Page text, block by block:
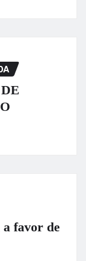
a favor de